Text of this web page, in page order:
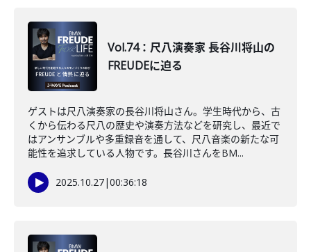
Vol.74：尺八演奏家 長谷川将山の
FREUDEに迫る
ゲストは尺八演奏家の長谷川将山さん。学生時代から、古
くから伝わる尺八の歴史や演奏方法などを研究し、最近で
はアンサンブルや多重録音を通して、尺八音楽の新たな可
能性を追求している人物です。長谷川さんをBM...
2025.10.27|00:36:18